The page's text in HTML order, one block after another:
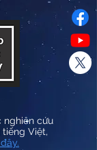
nghiên cứu
tiếng Việt,